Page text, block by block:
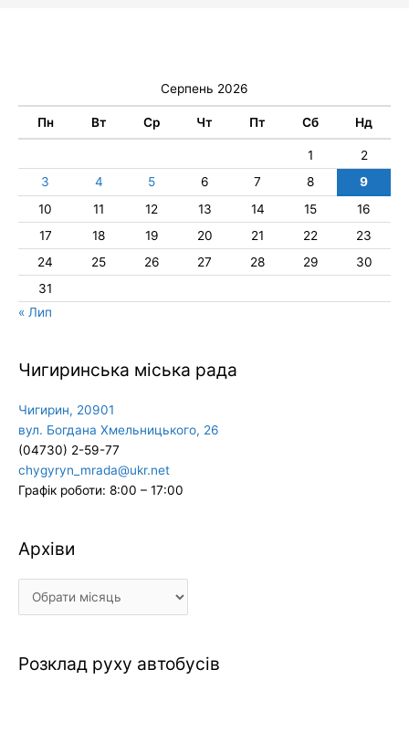
Серпень 2026
Пн Вт Ср Чт Пт Сб Нд
1
2
3
4 5 6 7 8
9
10
11 12 13 14 15
16
17
18 19 20 21 22
23
24
25 26 27 28 29
30
31
« Лип
Чигиринська міська рада
Чигирин, 20901
вул. Богдана Хмельницького, 26
(04730) 2-59-77
chygyryn_mrada@ukr.net
Графік роботи: 8:00 – 17:00
Архіви
Архіви
Розклад руху автобусів